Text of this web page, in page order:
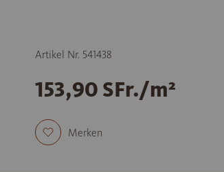
Artikel Nr. 541438
153,90 SFr./m²
Merken